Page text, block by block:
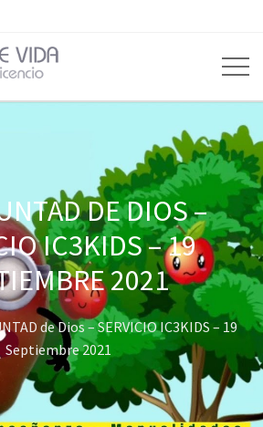
DE DIOS –
IC3KIDS – 19
2021
de Dios – SERVICIO IC3KIDS – 19
Septiembre 2021